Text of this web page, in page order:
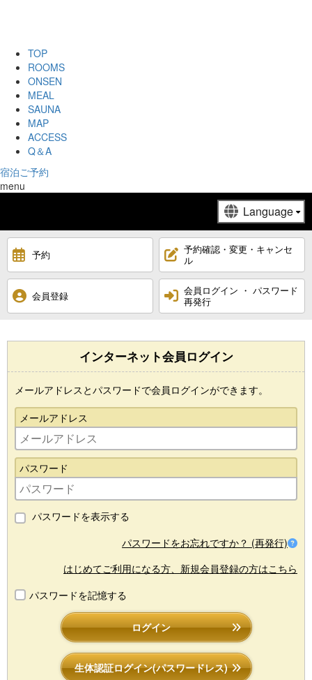
TOP
ROOMS
ONSEN
MEAL
SAUNA
MAP
ACCESS
Q＆A
宿泊ご予約
menu
予約
予約確認・変更・キャンセ
ル
会員登録
会員ログイン ・ パスワード
再発行
インターネット会員ログイン
メールアドレスとパスワードで会員ログインができます。
メールアドレス
パスワード
パスワードを表示する
パスワードをお忘れですか？ (再発行)
はじめてご利用になる方、新規会員登録の方はこちら
パスワードを記憶する
ログイン
生体認証ログイン(パスワードレス)